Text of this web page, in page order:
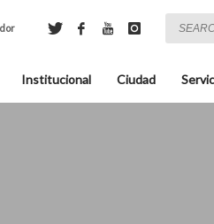
Institucional Ciudad